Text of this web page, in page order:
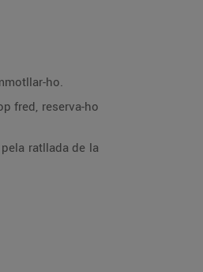
ho.
fred, reserva-ho
ratllada de la